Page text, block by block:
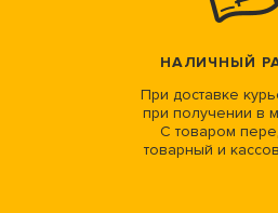
НАЛИЧНЫЙ
При доставке
при получении в
С товаром
товарный и